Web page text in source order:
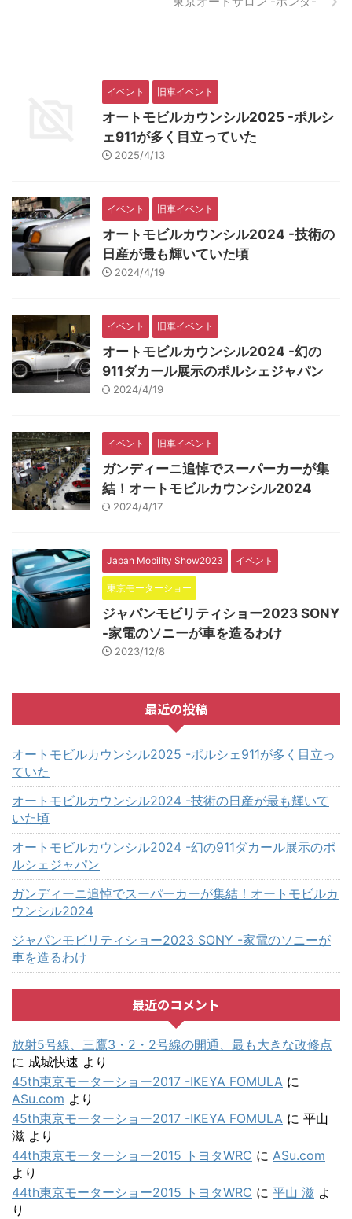
イベント 旧車イベント
オートモビルカウンシル2025 -ポルシ
ェ911が多く目立っていた
2025/4/13
イベント 旧車イベント
オートモビルカウンシル2024 -技術の
日産が最も輝いていた頃
2024/4/19
イベント 旧車イベント
オートモビルカウンシル2024 -幻の
911ダカール展示のポルシェジャパン
2024/4/19
イベント 旧車イベント
ガンディーニ追悼でスーパーカーが集
結！オートモビルカウンシル2024
2024/4/17
Japan Mobility Show2023 イベント
東京モーターショー
ジャパンモビリティショー2023 SONY
-家電のソニーが車を造るわけ
2023/12/8
最近の投稿
オートモビルカウンシル2025 -ポルシェ911が多く目立っ
ていた
オートモビルカウンシル2024 -技術の日産が最も輝いて
いた頃
オートモビルカウンシル2024 -幻の911ダカール展示のポ
ルシェジャパン
ガンディーニ追悼でスーパーカーが集結！オートモビルカ
ウンシル2024
ジャパンモビリティショー2023 SONY -家電のソニーが
車を造るわけ
最近のコメント
放射5号線、三鷹3・2・2号線の開通、最も大きな改修点
に 成城快速 より
45th東京モーターショー2017 -IKEYA FOMULA に
ASu.com より
45th東京モーターショー2017 -IKEYA FOMULA に 平山
滋 より
44th東京モーターショー2015 トヨタWRC に ASu.com
より
44th東京モーターショー2015 トヨタWRC に 平山 滋 よ
り